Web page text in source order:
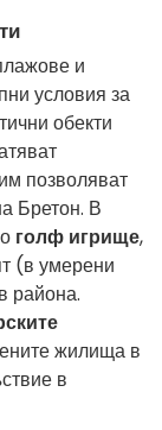
и
условия за
обекти
позволяват
Бретон. В
голф игрище,
(в умерени
в района.
жилища в
в